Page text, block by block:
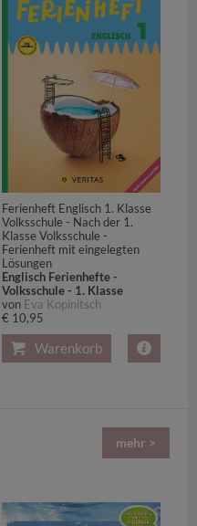
Ferienheft Englisch 1. Klasse
Volksschule - Nach der 1.
Klasse Volksschule -
Ferienheft mit eingelegten
Lösungen
Englisch Ferienhefte -
Volksschule - 1. Klasse
von Eva Kopinitsch
€ 10,95
Warenkorb
mehr >